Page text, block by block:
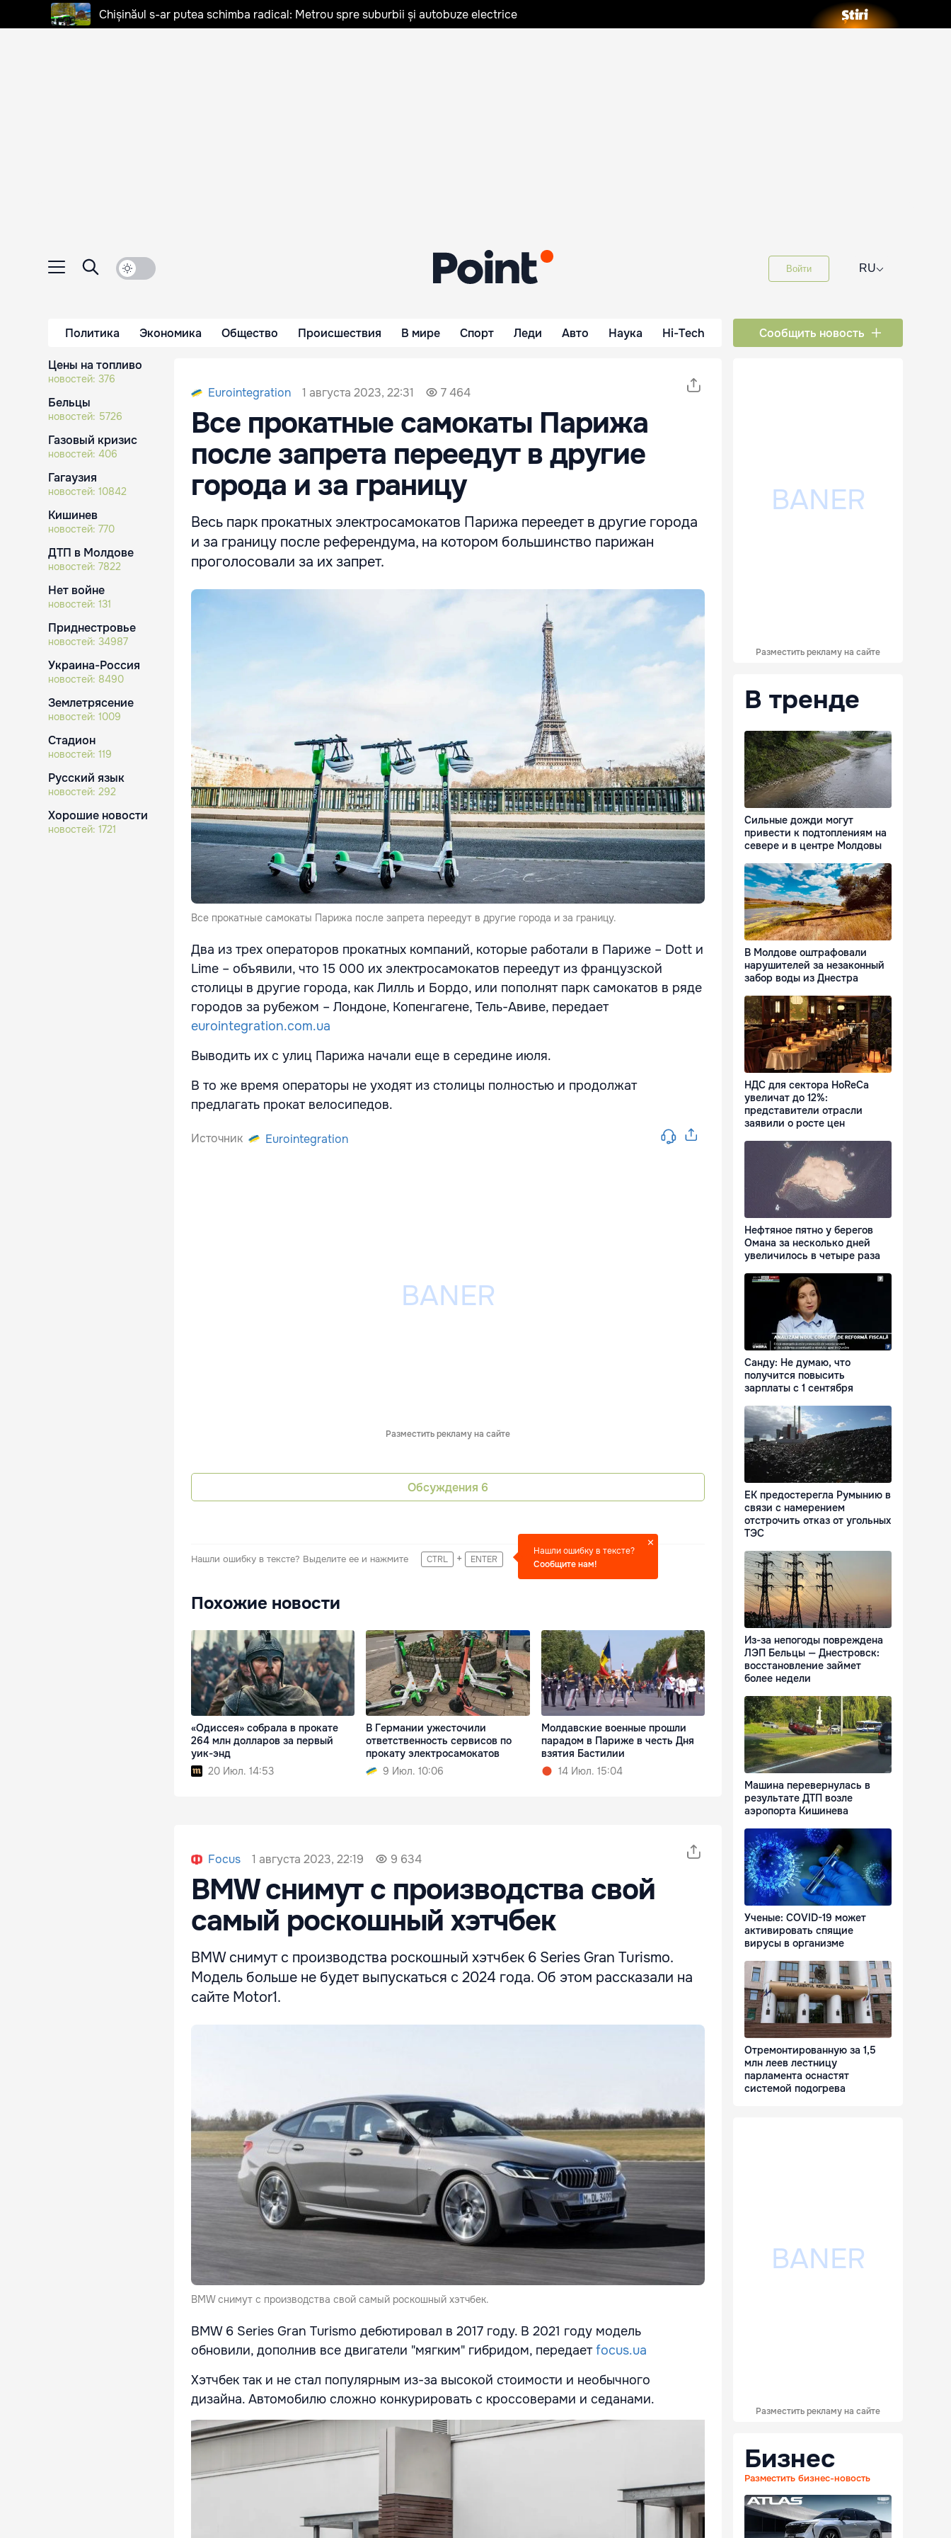
Chișinăul s-ar putea schimba radical: Metrou spre suburbii și autobuze electrice
Войти RU⌵
Политика Экономика Общество Происшествия В мире Спорт Леди Авто Наука Hi-Tech Сообщить новость
Цены на топливо
новостей: 376
Бельцы
новостей: 5726
Газовый кризис
новостей: 406
Гагаузия
новостей: 10842
Кишинев
новостей: 770
ДТП в Молдове
новостей: 7822
Нет войне
новостей: 131
Приднестровье
новостей: 34987
Украина-Россия
новостей: 8490
Землетрясение
новостей: 1009
Стадион
новостей: 119
Русский язык
новостей: 292
Хорошие новости
новостей: 1721
Eurointegration 1 августа 2023, 22:31 7 464
Все прокатные самокаты Парижа
после запрета переедут в другие
города и за границу
Весь парк прокатных электросамокатов Парижа переедет в другие города
и за границу после референдума, на котором большинство парижан
проголосовали за их запрет.
Все прокатные самокаты Парижа после запрета переедут в другие города и за границу.
Два из трех операторов прокатных компаний, которые работали в Париже – Dott и
Lime – объявили, что 15 000 их электросамокатов переедут из французской
столицы в другие города, как Лилль и Бордо, или пополнят парк самокатов в ряде
городов за рубежом – Лондоне, Копенгагене, Тель-Авиве, передает
eurointegration.com.ua
Выводить их с улиц Парижа начали еще в середине июля.
В то же время операторы не уходят из столицы полностью и продолжат
предлагать прокат велосипедов.
Источник Eurointegration
Разместить рекламу на сайте
Обсуждения 6
Нашли ошибку в тексте? Выделите ее и нажмите CTRL + ENTER
Нашли ошибку в тексте?
Сообщите нам!
Похожие новости
«Одиссея» собрала в прокате
264 млн долларов за первый
уик-энд
20 Июл. 14:53
В Германии ужесточили
ответственность сервисов по
прокату электросамокатов
9 Июл. 10:06
Молдавские военные прошли
парадом в Париже в честь Дня
взятия Бастилии
14 Июл. 15:04
Focus 1 августа 2023, 22:19 9 634
BMW снимут с производства свой
самый роскошный хэтчбек
BMW снимут с производства роскошный хэтчбек 6 Series Gran Turismo.
Модель больше не будет выпускаться с 2024 года. Об этом рассказали на
сайте Motor1.
BMW снимут с производства свой самый роскошный хэтчбек.
BMW 6 Series Gran Turismo дебютировал в 2017 году. В 2021 году модель
обновили, дополнив все двигатели "мягким" гибридом, передаетfocus.ua
Хэтчбек так и не стал популярным из-за высокой стоимости и необычного
дизайна. Автомобилю сложно конкурировать с кроссоверами и седанами.
Разместить рекламу на сайте
В тренде
Сильные дожди могут
привести к подтоплениям на
севере и в центре Молдовы
В Молдове оштрафовали
нарушителей за незаконный
забор воды из Днестра
НДС для сектора HoReCa
увеличат до 12%:
представители отрасли
заявили о росте цен
Нефтяное пятно у берегов
Омана за несколько дней
увеличилось в четыре раза
Санду: Не думаю, что
получится повысить
зарплаты с 1 сентября
ЕК предостерегла Румынию в
связи с намерением
отстрочить отказ от угольных
ТЭС
Из-за непогоды повреждена
ЛЭП Бельцы — Днестровск:
восстановление займет
более недели
Машина перевернулась в
результате ДТП возле
аэропорта Кишинева
Ученые: COVID-19 может
активировать спящие
вирусы в организме
Отремонтированную за 1,5
млн леев лестницу
парламента оснастят
системой подогрева
Разместить рекламу на сайте
Бизнес
Разместить бизнес-новость